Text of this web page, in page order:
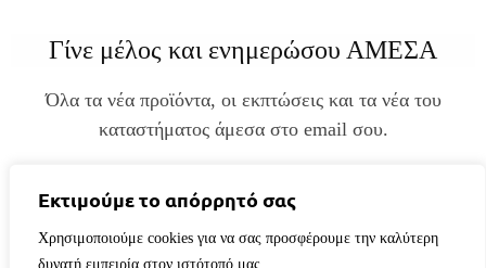
Εκτιμούμε το απόρρητό σας
Χρησιμοποιούμε cookies για να σας προσφέρουμε την καλύτερη
δυνατή εμπειρία στον ιστότοπό μας.
Γίνε μέλος και ενημερώσου ΑΜΕΣΑ
Όλα τα νέα προϊόντα, οι εκπτώσεις και τα νέα του
καταστήματος άμεσα στο email σου.